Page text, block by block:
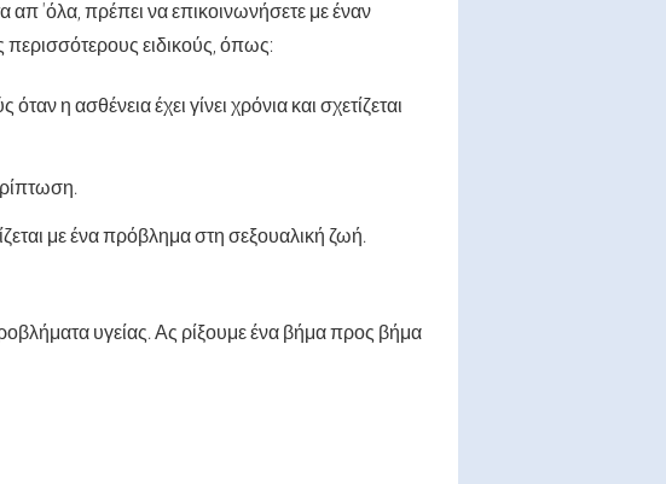
απ 'όλα, πρέπει να επικοινωνήσετε με έναν
ειδικούς, όπως:
η ασθένεια έχει γίνει χρόνια και σχετίζεται
με ένα πρόβλημα στη σεξουαλική ζωή.
υγείας. Ας ρίξουμε ένα βήμα προς βήμα